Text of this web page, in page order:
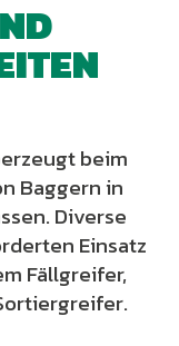
beim
Baggern in
Diverse
Einsatz
Fällgreifer,